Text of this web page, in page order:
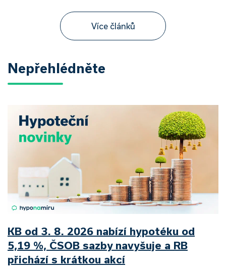
Více článků
Nepřehlédněte
KB od 3. 8. 2026 nabízí hypotéku od
5,19 %, ČSOB sazby navyšuje a RB
přichází s krátkou akcí